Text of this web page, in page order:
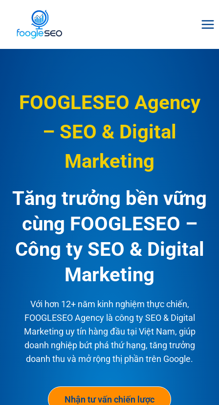
content
FOOGLESEO Agency
– SEO & Digital
Marketing
Tăng trưởng bền vững
cùng FOOGLESEO –
Công ty SEO & Digital
Marketing
Với hơn 12+ năm kinh nghiệm thực chiến,
FOOGLESEO Agency là công ty SEO & Digital
Marketing uy tín hàng đầu tại Việt Nam, giúp
doanh nghiệp bứt phá thứ hạng, tăng trưởng
doanh thu và mở rộng thị phần trên Google.
Nhận tư vấn chiến lược